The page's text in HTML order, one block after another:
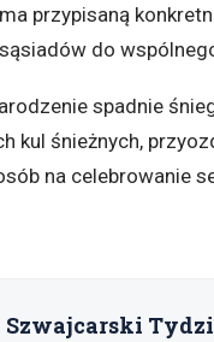
przypisaną
do
spadnie
kul śnieżnych,
na celebrowanie
Szwajcarski